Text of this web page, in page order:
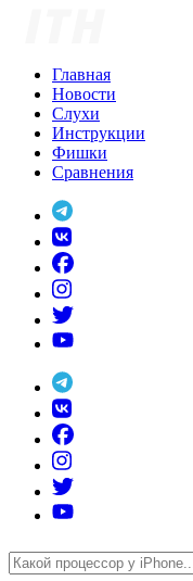
Главная
Новости
Слухи
Инструкции
Фишки
Сравнения